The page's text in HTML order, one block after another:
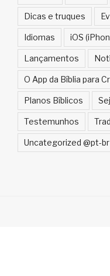
Dicas e truques
Idiomas iOS
Lançamentos
O App da Bíblia para
Planos Bíblicos
Testemunhos
Uncategorized @pt-br